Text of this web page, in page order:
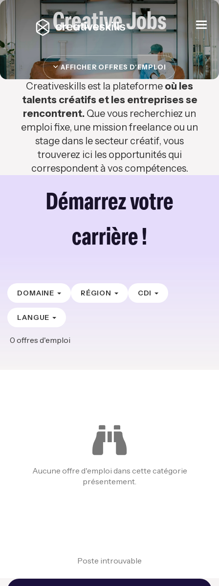
Creative Jobs
AFFICHER OFFRES D'EMPLOI
Creativeskills est la plateforme où les
talents créatifs et les entreprises se
rencontrent. Que vous recherchiez un
emploi fixe, une mission freelance ou un
stage dans le secteur créatif, vous
trouverez ici les opportunités qui
correspondent à vos compétences.
Démarrez votre
carrière !
DOMAINE RÉGION CDI
LANGUE
0 offres d'emploi
Aucune offre d'emploi dans cette catégorie
présentement.
Poste introuvable